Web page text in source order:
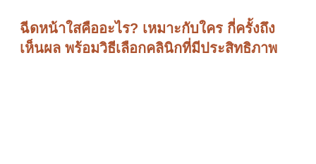
ฉีดหน้าใสคืออะไร? เหมาะกับใคร กี่ครั้งถึง
เห็นผล พร้อมวิธีเลือกคลินิกที่มีประสิทธิภาพ